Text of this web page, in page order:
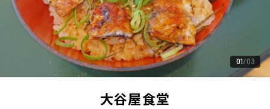
01 03
大谷屋食堂